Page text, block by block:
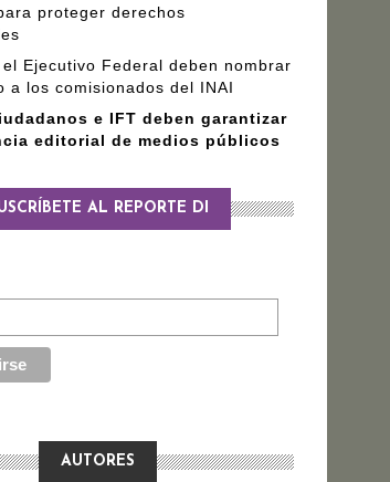
proteger derechos
el Ejecutivo Federal deben nombrar
a los comisionados del INAI
e IFT deben garantizar
editorial de medios públicos
AL REPORTE DI
AUTORES